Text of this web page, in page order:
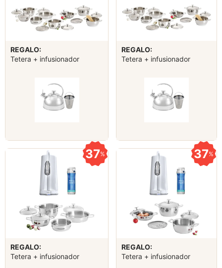
REGALO:
Tetera + infusionador
REGALO:
Tetera + infusionador
37%
REGALO:
Tetera + infusionador
37%
REGALO:
Tetera + infusionador